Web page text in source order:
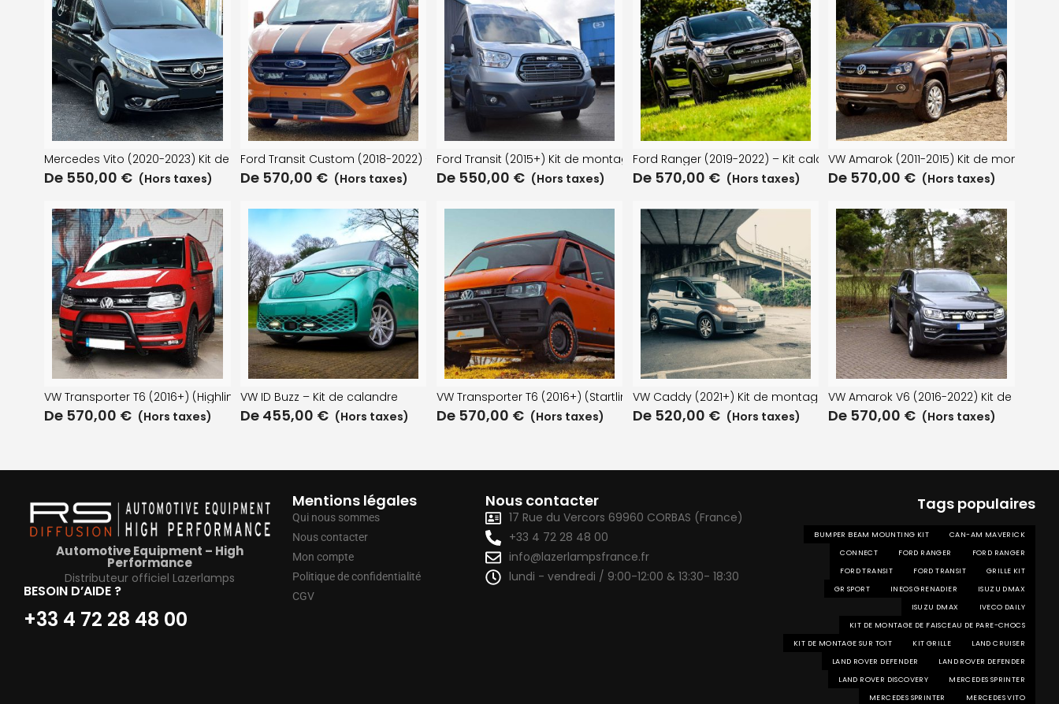
Mercedes Vito (2020-2023) Kit de montage de calandre
De 550,00 € (Hors taxes)
Ford Transit Custom (2018-2022) – Kit calandre
De 570,00 € (Hors taxes)
Ford Transit (2015+) Kit de montage sur calandre
De 550,00 € (Hors taxes)
Ford Ranger (2019-2022) – Kit calandre
De 570,00 € (Hors taxes)
VW Amarok (2011-2015) Kit de montage
De 570,00 € (Hors taxes)
VW Transporter T6 (2016+) (Highline / Trendline / Edition) Kit de montage sur calandre
De 570,00 € (Hors taxes)
VW ID Buzz – Kit de calandre
De 455,00 € (Hors taxes)
VW Transporter T6 (2016+) (Startline) Kit de montage sur calandre
De 570,00 € (Hors taxes)
VW Caddy (2021+) Kit de montage de pare-choc
De 520,00 € (Hors taxes)
VW Amarok V6 (2016-2022) Kit de
De 570,00 € (Hors taxes)
Automotive Equipment – High
Performance
Distributeur officiel Lazerlamps
BESOIN D’AIDE ?
+33 4 72 28 48 00
Mentions légales
Qui nous sommes
Nous contacter
Mon compte
Politique de confidentialité
CGV
Nous contacter
17 Rue du Vercors 69960 CORBAS (France)
+33 4 72 28 48 00
info@lazerlampsfrance.fr
lundi - vendredi / 9:00-12:00 & 13:30- 18:30
Tags populaires
BUMPER BEAM MOUNTING KIT
CAN-AM MAVERICK
CONNECT
FORD RANGER
FORD RANGER
FORD TRANSIT
FORD TRANSIT
GRILLE KIT
GR SPORT
INEOS GRENADIER
ISUZU DMAX
ISUZU DMAX
IVECO DAILY
KIT DE MONTAGE DE FAISCEAU DE PARE-CHOCS
KIT DE MONTAGE SUR TOIT
KIT GRILLE
LAND CRUISER
LAND ROVER DEFENDER
LAND ROVER DEFENDER
LAND ROVER DISCOVERY
MERCEDES SPRINTER
MERCEDES SPRINTER
MERCEDES VITO